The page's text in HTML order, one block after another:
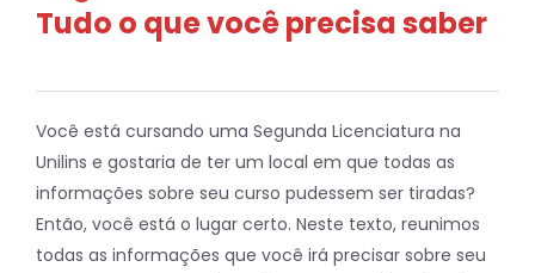
Tudo o que você precisa saber
Você está cursando uma Segunda Licenciatura na
Unilins e gostaria de ter um local em que todas as
informações sobre seu curso pudessem ser tiradas?
Então, você está o lugar certo. Neste texto, reunimos
todas as informações que você irá precisar sobre seu